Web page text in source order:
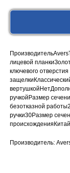
лицевой
ключевого
ручкойРазмер
безотказной
ручки30Размер
Производитель: